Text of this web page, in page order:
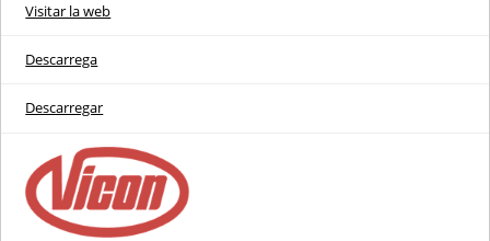
Visitar la web
Descarrega
Descarregar